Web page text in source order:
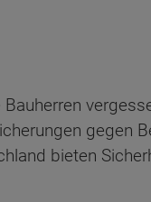
gegen
bieten